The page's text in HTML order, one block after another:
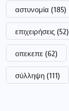
αστυνομία (185)
επιχειρήσεις (52)
οπεκεπε (62)
σύλληψη (111)